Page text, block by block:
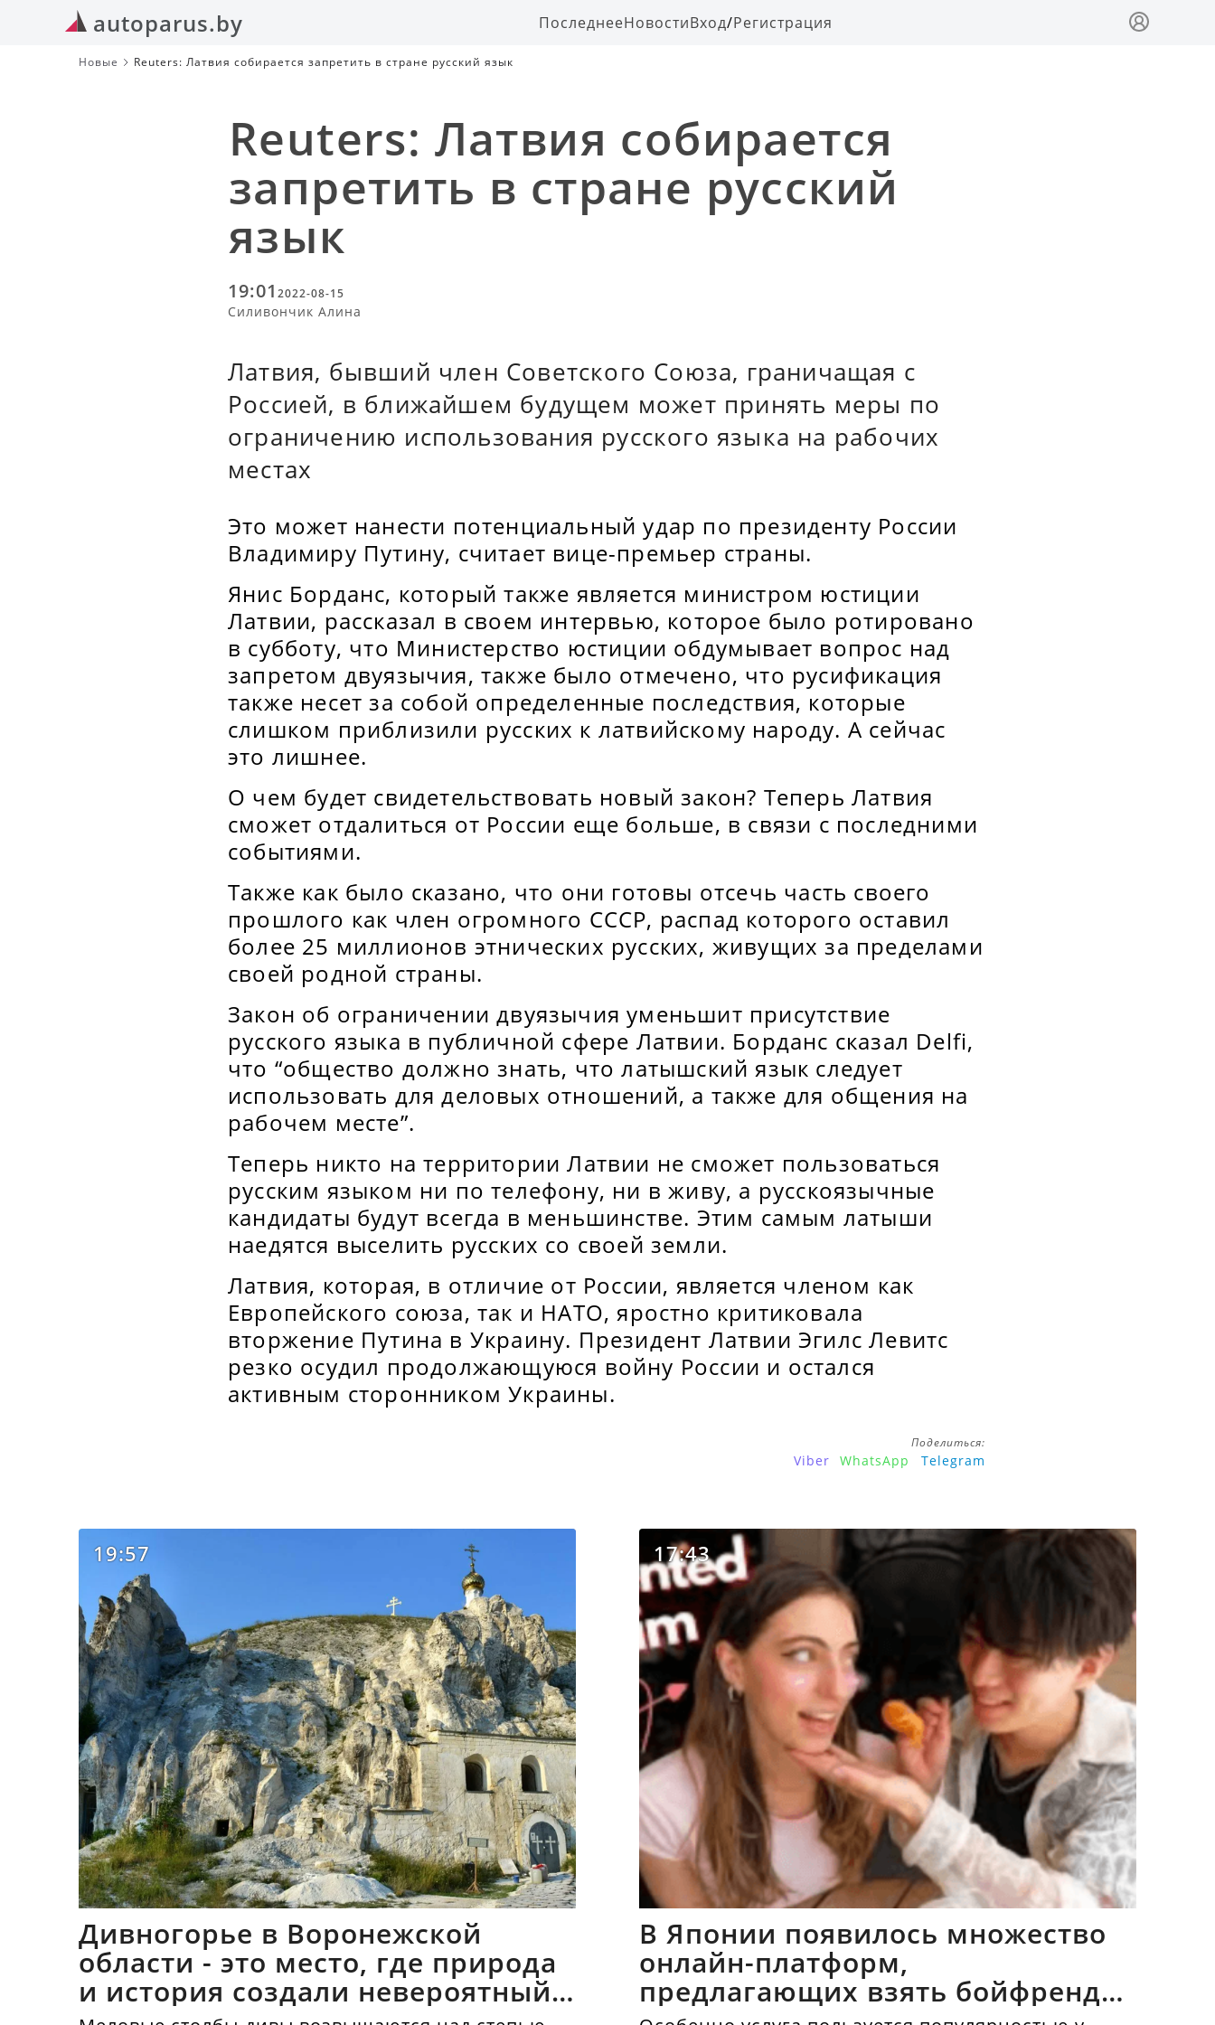
autoparus.by ПоследнееНовостиВход/Регистрация
Новые Reuters: Латвия собирается запретить в стране русский язык
Reuters: Латвия собирается
запретить в стране русский
язык
19:01 2022-08-15
Силивончик Алина
Латвия, бывший член Советского Союза, граничащая с
Россией, в ближайшем будущем может принять меры по
ограничению использования русского языка на рабочих
местах
Это может нанести потенциальный удар по президенту России
Владимиру Путину, считает вице-премьер страны.
Янис Борданс, который также является министром юстиции
Латвии, рассказал в своем интервью, которое было ротировано
в субботу, что Министерство юстиции обдумывает вопрос над
запретом двуязычия, также было отмечено, что русификация
также несет за собой определенные последствия, которые
слишком приблизили русских к латвийскому народу. А сейчас
это лишнее.
О чем будет свидетельствовать новый закон? Теперь Латвия
сможет отдалиться от России еще больше, в связи с последними
событиями.
Также как было сказано, что они готовы отсечь часть своего
прошлого как член огромного СССР, распад которого оставил
более 25 миллионов этнических русских, живущих за пределами
своей родной страны.
Закон об ограничении двуязычия уменьшит присутствие
русского языка в публичной сфере Латвии. Борданс сказал Delfi,
что “общество должно знать, что латышский язык следует
использовать для деловых отношений, а также для общения на
рабочем месте”.
Теперь никто на территории Латвии не сможет пользоваться
русским языком ни по телефону, ни в живу, а русскоязычные
кандидаты будут всегда в меньшинстве. Этим самым латыши
наедятся выселить русских со своей земли.
Латвия, которая, в отличие от России, является членом как
Европейского союза, так и НАТО, яростно критиковала
вторжение Путина в Украину. Президент Латвии Эгилс Левитс
резко осудил продолжающуюся войну России и остался
активным сторонником Украины.
Поделиться:
Viber WhatsApp Telegram
19:57
Дивногорье в Воронежской
области - это место, где природа
и история создали невероятный
17:43
В Японии появилось множество
онлайн-платформ,
предлагающих взять бойфрендов